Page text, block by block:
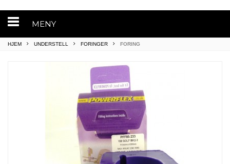
MENY
HJEM UNDERSTELL FORINGER FORING